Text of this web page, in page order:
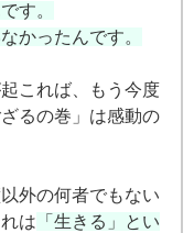
す。
かったんです。
これば、もう今度
るの巻」は感動の
外の何者でもない
は 「生きる」とい